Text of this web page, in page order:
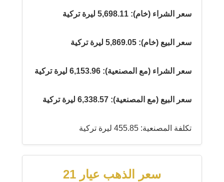
سعر الشراء (خام): 5,698.11 ليرة تركية
سعر البيع (خام): 5,869.05 ليرة تركية
سعر الشراء (مع المصنعية): 6,153.96 ليرة تركية
سعر البيع (مع المصنعية): 6,338.57 ليرة تركية
تكلفة المصنعية: 455.85 ليرة تركية
سعر الذهب عيار 21